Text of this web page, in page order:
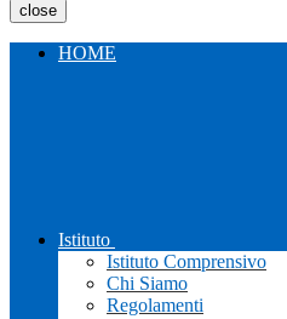
close
HOME
Istituto
Istituto Comprensivo
Chi Siamo
Regolamenti